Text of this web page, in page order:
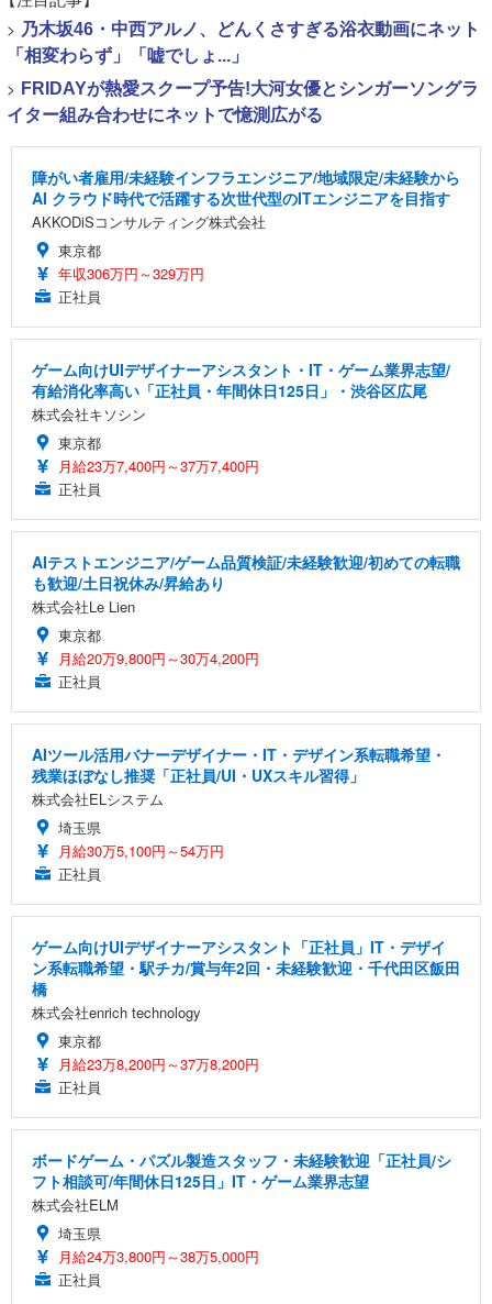
> 乃木坂46・中西アルノ、どんくさすぎる浴衣動画にネット
「相変わらず」「嘘でしょ...」
> FRIDAYが熱愛スクープ予告!大河女優とシンガーソングラ
イター組み合わせにネットで憶測広がる
障がい者雇用/未経験インフラエンジニア/地域限定/未経験から
AI クラウド時代で活躍する次世代型のITエンジニアを目指す
AKKODiSコンサルティング株式会社
東京都
年収306万円～329万円
正社員
ゲーム向けUIデザイナーアシスタント・IT・ゲーム業界志望/
有給消化率高い「正社員・年間休日125日」・渋谷区広尾
株式会社キソシン
東京都
月給23万7,400円～37万7,400円
正社員
AIテストエンジニア/ゲーム品質検証/未経験歓迎/初めての転職
も歓迎/土日祝休み/昇給あり
株式会社Le Lien
東京都
月給20万9,800円～30万4,200円
正社員
AIツール活用バナーデザイナー・IT・デザイン系転職希望・
残業ほぼなし推奨「正社員/UI・UXスキル習得」
株式会社ELシステム
埼玉県
月給30万5,100円～54万円
正社員
ゲーム向けUIデザイナーアシスタント「正社員」IT・デザイ
ン系転職希望・駅チカ/賞与年2回・未経験歓迎・千代田区飯田
橋
株式会社enrich technology
東京都
月給23万8,200円～37万8,200円
正社員
ボードゲーム・パズル製造スタッフ・未経験歓迎「正社員/シ
フト相談可/年間休日125日」IT・ゲーム業界志望
株式会社ELM
埼玉県
月給24万3,800円～38万5,000円
正社員